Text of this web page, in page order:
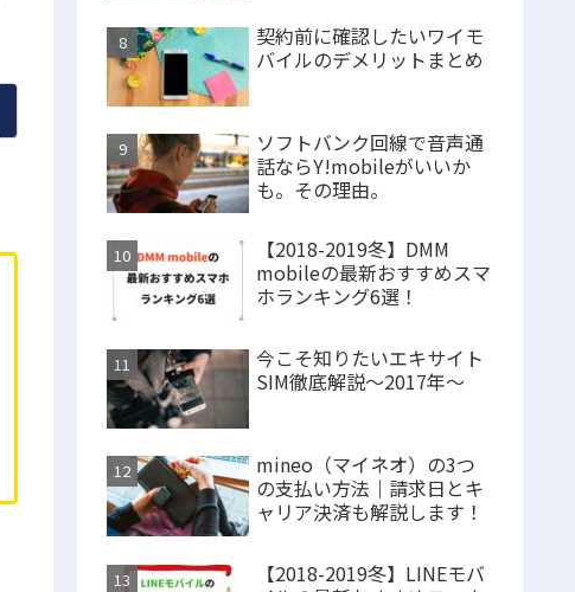
契約前に確認したいワイモ
バイルのデメリットまとめ
ソフトバンク回線で音声通
話ならY!mobileがいいか
も。その理由。
【2018-2019冬】DMM
mobileの最新おすすめスマ
ホランキング6選！
今こそ知りたいエキサイト
SIM徹底解説～2017年～
mineo（マイネオ）の3つ
の支払い方法｜請求日とキ
ャリア決済も解説します！
【2018-2019冬】LINEモバ